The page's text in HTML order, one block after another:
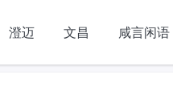
澄迈 文昌 咸言闲语